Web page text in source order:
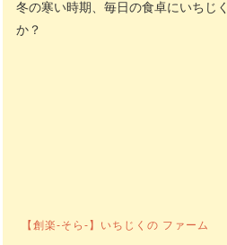
冬の寒い時期、毎日の食卓にいちじ
か？